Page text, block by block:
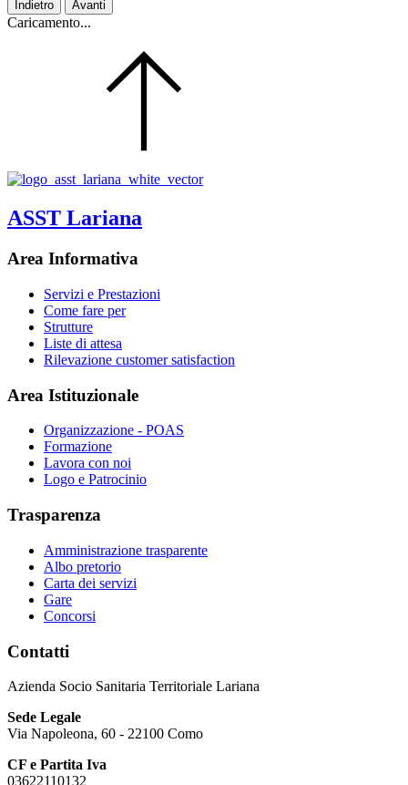
Indietro Avanti
Caricamento...
ASST Lariana
Area Informativa
Servizi e Prestazioni
Come fare per
Strutture
Liste di attesa
Rilevazione customer satisfaction
Area Istituzionale
Organizzazione - POAS
Formazione
Lavora con noi
Logo e Patrocinio
Trasparenza
Amministrazione trasparente
Albo pretorio
Carta dei servizi
Gare
Concorsi
Contatti
Azienda Socio Sanitaria Territoriale Lariana
Sede Legale
Via Napoleona, 60 - 22100 Como
CF e Partita Iva
03622110132